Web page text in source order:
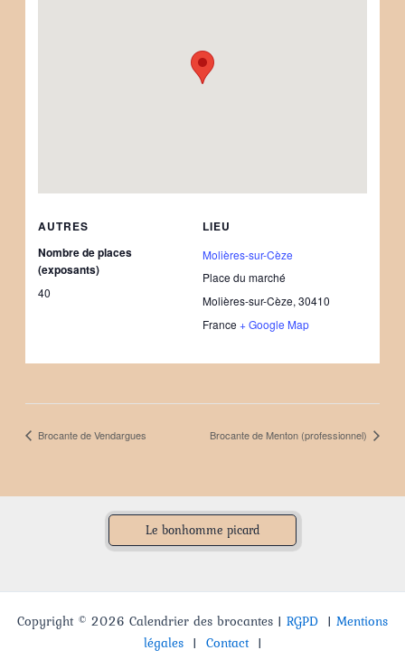
LIEU
Molières-sur-Cèze
Place du marché
Molières-sur-Cèze, 30410
France + Google Map
AUTRES
Nombre de places
(exposants)
40
Brocante de Vendargues Brocante de Menton (professionnel)
Le bonhomme picard
Copyright © 2026 Calendrier des brocantes | RGPD | Mentions
légales| Contact|